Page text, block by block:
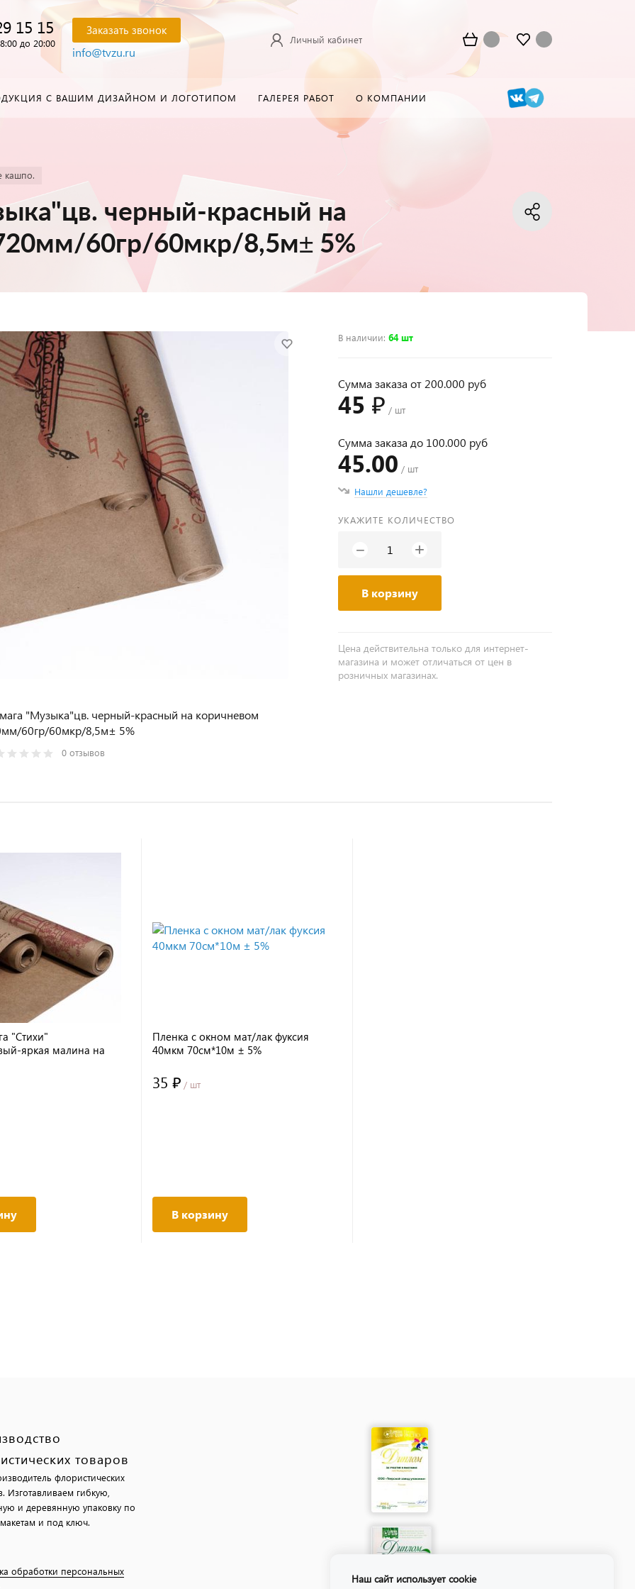
15 15
до 20:00
Заказать звонок
info@tvzu.ru
Личный кабинет
С ВАШИМ ДИЗАЙНОМ И ЛОГОТИПОМ ГАЛЕРЕЯ РАБОТ О КОМПАНИИ
кашпо.
черный-красный на
60гр/60мкр/8,5м± 5%
"Музыка"цв. черный-красный на коричневом
60гр/60мкр/8,5м± 5%
0 отзывов
В наличии:64 шт
Сумма заказа от 200.000 руб
45 ₽ / шт
Сумма заказа до 100.000 руб
45.00 / шт
Нашли дешевле?
УКАЖИТЕ КОЛИЧЕСТВО
− +
В корзину
Цена действительна только для интернет-
магазина и может отличаться от цен в
розничных магазинах.
"Стихи"
яркая малина на
8,5м± 5%
Пленка с окном мат/лак фуксия
40мкм 70см*10м ± 5%
35 ₽ / шт
В корзину
товаров
флористических
Изготавливаем гибкую,
и деревянную упаковку по
и под ключ.
обработки персональных
Наш сайт использует cookie